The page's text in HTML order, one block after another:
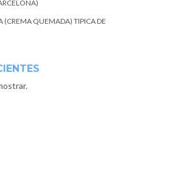
(CREMA QUEMADA) TIPICA DE